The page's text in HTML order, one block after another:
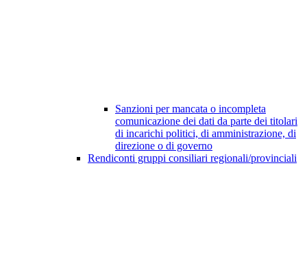
Sanzioni per mancata o incompleta
comunicazione dei dati da parte dei titolari
di incarichi politici, di amministrazione, di
direzione o di governo
Rendiconti gruppi consiliari regionali/provinciali